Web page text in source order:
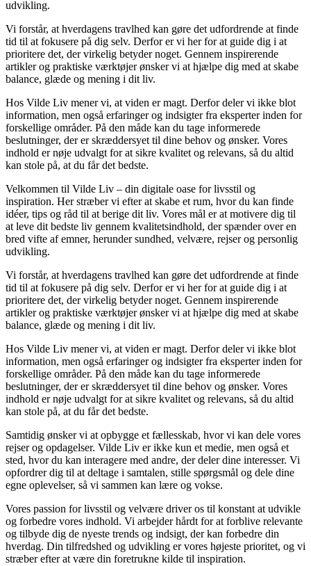
udvikling.
Vi forstår, at hverdagens travlhed kan gøre det udfordrende at finde
tid til at fokusere på dig selv. Derfor er vi her for at guide dig i at
prioritere det, der virkelig betyder noget. Gennem inspirerende
artikler og praktiske værktøjer ønsker vi at hjælpe dig med at skabe
balance, glæde og mening i dit liv.
Hos Vilde Liv mener vi, at viden er magt. Derfor deler vi ikke blot
information, men også erfaringer og indsigter fra eksperter inden for
forskellige områder. På den måde kan du tage informerede
beslutninger, der er skræddersyet til dine behov og ønsker. Vores
indhold er nøje udvalgt for at sikre kvalitet og relevans, så du altid
kan stole på, at du får det bedste.
Velkommen til Vilde Liv – din digitale oase for livsstil og
inspiration. Her stræber vi efter at skabe et rum, hvor du kan finde
idéer, tips og råd til at berige dit liv. Vores mål er at motivere dig til
at leve dit bedste liv gennem kvalitetsindhold, der spænder over en
bred vifte af emner, herunder sundhed, velvære, rejser og personlig
udvikling.
Vi forstår, at hverdagens travlhed kan gøre det udfordrende at finde
tid til at fokusere på dig selv. Derfor er vi her for at guide dig i at
prioritere det, der virkelig betyder noget. Gennem inspirerende
artikler og praktiske værktøjer ønsker vi at hjælpe dig med at skabe
balance, glæde og mening i dit liv.
Hos Vilde Liv mener vi, at viden er magt. Derfor deler vi ikke blot
information, men også erfaringer og indsigter fra eksperter inden for
forskellige områder. På den måde kan du tage informerede
beslutninger, der er skræddersyet til dine behov og ønsker. Vores
indhold er nøje udvalgt for at sikre kvalitet og relevans, så du altid
kan stole på, at du får det bedste.
Samtidig ønsker vi at opbygge et fællesskab, hvor vi kan dele vores
rejser og opdagelser. Vilde Liv er ikke kun et medie, men også et
sted, hvor du kan interagere med andre, der deler dine interesser. Vi
opfordrer dig til at deltage i samtalen, stille spørgsmål og dele dine
egne oplevelser, så vi sammen kan lære og vokse.
Vores passion for livsstil og velvære driver os til konstant at udvikle
og forbedre vores indhold. Vi arbejder hårdt for at forblive relevante
og tilbyde dig de nyeste trends og indsigt, der kan forbedre din
hverdag. Din tilfredshed og udvikling er vores højeste prioritet, og vi
stræber efter at være din foretrukne kilde til inspiration.